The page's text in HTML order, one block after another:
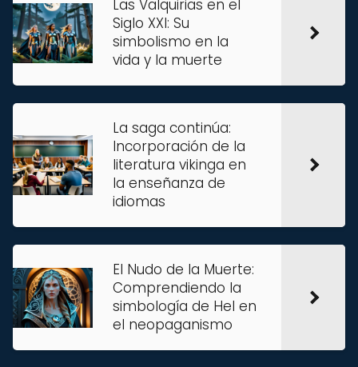
Las Valquirias en el
Siglo XXI: Su
simbolismo en la
vida y la muerte
La saga continúa:
Incorporación de la
literatura vikinga en
la enseñanza de
idiomas
El Nudo de la Muerte:
Comprendiendo la
simbología de Hel en
el neopaganismo